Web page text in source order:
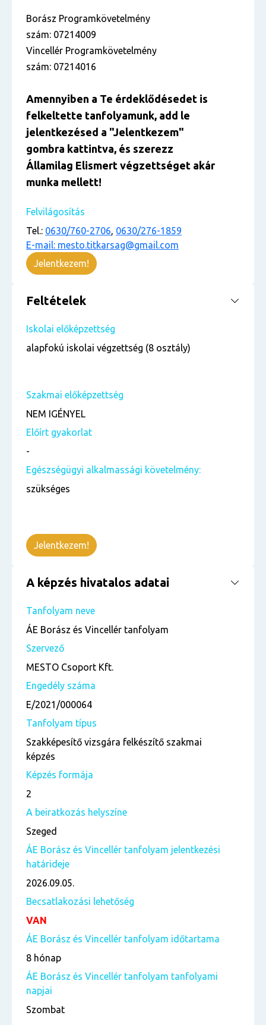
Borász Programkövetelmény
szám: 07214009
Vincellér Programkövetelmény
szám: 07214016
Amennyiben a Te érdeklődésedet is
felkeltette tanfolyamunk, add le
jelentkezésed a "Jelentkezem"
gombra kattintva, és szerezz
Államilag Elismert végzettséget akár
munka mellett!
Felvilágosítás
Tel.: 0630/760-2706, 0630/276-1859
E-mail: mesto.titkarsag@gmail.com
Jelentkezem!
Feltételek
Iskolai előképzettség
alapfokú iskolai végzettség (8 osztály)
Szakmai előképzettség
NEM IGÉNYEL
Előírt gyakorlat
-
Egészségügyi alkalmassági követelmény:
szükséges
Jelentkezem!
A képzés hivatalos adatai
Tanfolyam neve
ÁE Borász és Vincellér tanfolyam
Szervező
MESTO Csoport Kft.
Engedély száma
E/2021/000064
Tanfolyam típus
Szakképesítő vizsgára felkészítő szakmai
képzés
Képzés formája
2
A beiratkozás helyszíne
Szeged
ÁE Borász és Vincellér tanfolyam jelentkezési
határideje
2026.09.05.
Becsatlakozási lehetőség
VAN
ÁE Borász és Vincellér tanfolyam időtartama
8 hónap
ÁE Borász és Vincellér tanfolyam tanfolyami
napjai
Szombat